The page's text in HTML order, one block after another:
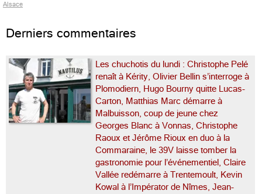
Alsace
Derniers commentaires
Les chuchotis du lundi : Christophe Pelé
renaît à Kérity, Olivier Bellin s’interroge à
Plomodiern, Hugo Bourny quitte Lucas-
Carton, Matthias Marc démarre à
Malbuisson, coup de jeune chez
Georges Blanc à Vonnas, Christophe
Raoux et Jérôme Rioux en duo à la
Commaraine, le 39V laisse tomber la
gastronomie pour l’événementiel, Claire
Vallée redémarre à Trentemoult, Kevin
Kowal à l’Impérator de Nîmes, Jean-